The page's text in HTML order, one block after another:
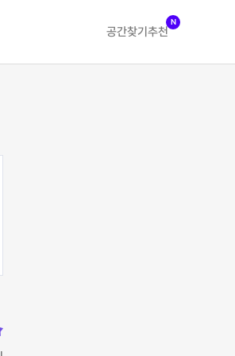
공간찾기 추천
N